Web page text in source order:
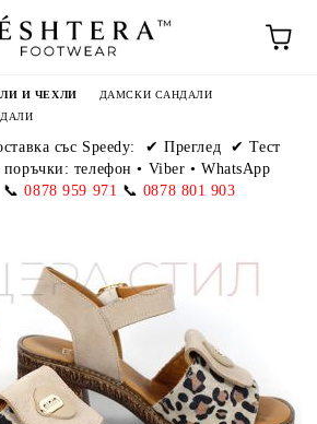
И ЧЕХЛИ
ДАМСКИ САНДАЛИ
със Speedy:
✔ Преглед ✔ Тест
поръчки: телефон• Viber • WhatsApp
📞 0878 959 971 📞 0878 801 903